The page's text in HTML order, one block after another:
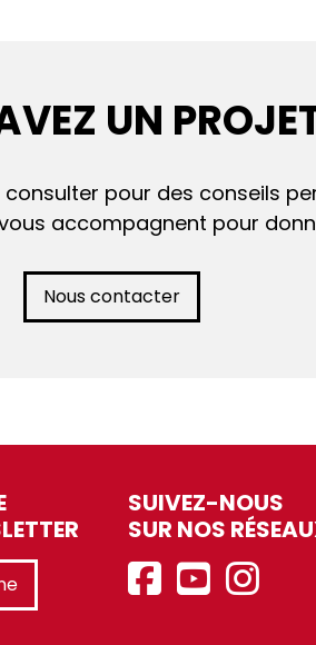
UN
consulter pour des conseils
accompagnent pour
Nous contacter
SUIVEZ-NOUS
SUR NOS